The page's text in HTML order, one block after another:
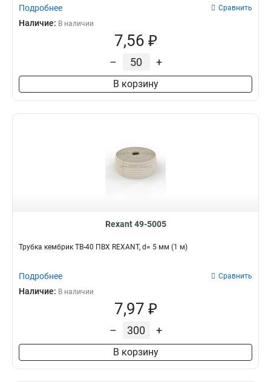
Подробнее Сравнить
Наличие: В наличии
7,56 ₽
– +
В корзину
Rexant 49-5005
Трубка кембрик ТВ-40 ПВХ REXANT, d= 5 мм (1 м)
Подробнее Сравнить
Наличие: В наличии
7,97 ₽
– +
В корзину